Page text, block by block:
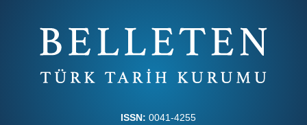
ISSN: 0041-4255